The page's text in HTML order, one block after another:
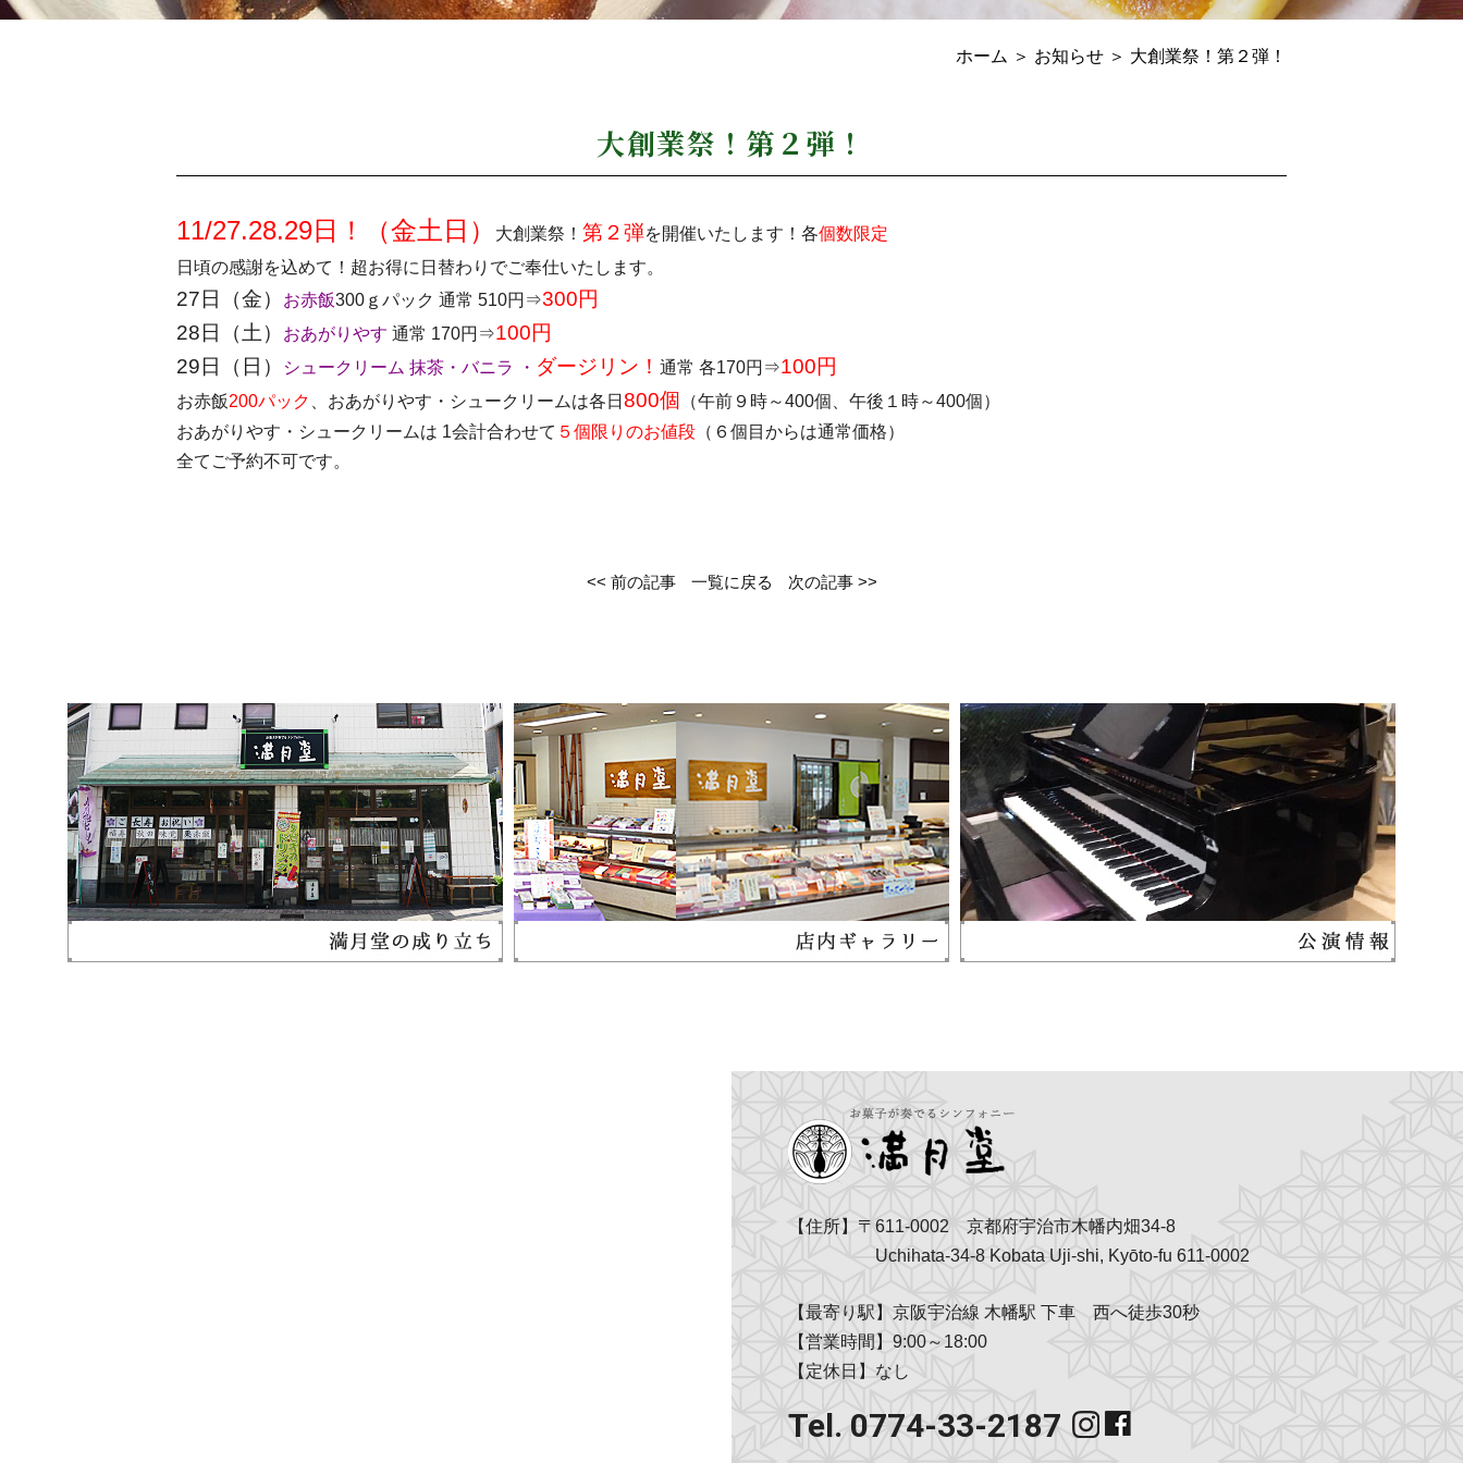
ホーム ＞ お知らせ ＞ 大創業祭！第２弾！
大創業祭！第２弾！
11/27.28.29日！（金土日） 大創業祭！ 第２弾を開催いたします！各個数限定
日頃の感謝を込めて！超お得に日替わりでご奉仕いたします。
27日（金） お赤飯300ｇパック 通常 510円⇒300円
28日（土）
おあがりやす 通常 170円⇒100円
29日（日）
シュークリーム 抹茶・バニラ ・ ダージリン！ 通常 各170円⇒100円
お赤飯200パック 、おあがりやす・シュークリームは各日 800個
（午前９時～400個、午後１時～400個）
おあがりやす・シュークリームは 1会計合わせて ５個限りのお値段 （６個目からは通常価格）
全てご予約不可です。
<< 前の記事 一覧に戻る 次の記事 >>
【住所】〒611-0002 京都府宇治市木幡内畑34-8
Uchihata-34-8 Kobata Uji-shi, Kyōto-fu 611-0002
【最寄り駅】京阪宇治線 木幡駅 下車 西へ徒歩30秒
【営業時間】9:00～18:00
【定休日】なし
Tel. 0774-33-2187